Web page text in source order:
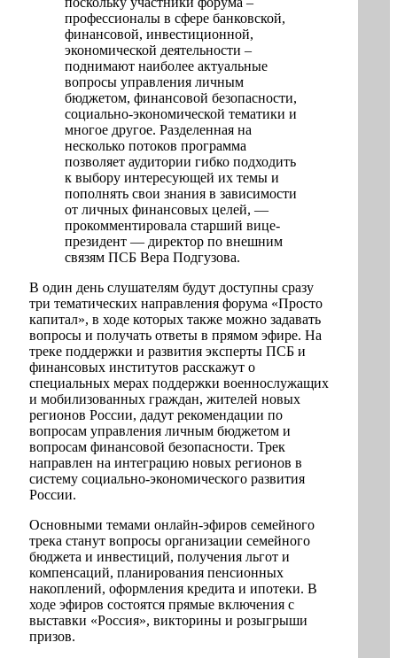
профессионалы в сфере банковской,
финансовой, инвестиционной,
экономической деятельности –
поднимают наиболее актуальные
вопросы управления личным
бюджетом, финансовой безопасности,
социально-экономической тематики и
многое другое. Разделенная на
несколько потоков программа
позволяет аудитории гибко подходить
к выбору интересующей их темы и
пополнять свои знания в зависимости
от личных финансовых целей, —
прокомментировала старший вице-
президент — директор по внешним
связям ПСБ Вера Подгузова.
В один день слушателям будут доступны сразу
три тематических направления форума «Просто
капитал», в ходе которых также можно задавать
вопросы и получать ответы в прямом эфире. На
треке поддержки и развития эксперты ПСБ и
финансовых институтов расскажут о
специальных мерах поддержки военнослужащих
и мобилизованных граждан, жителей новых
регионов России, дадут рекомендации по
вопросам управления личным бюджетом и
вопросам финансовой безопасности. Трек
направлен на интеграцию новых регионов в
систему социально-экономического развития
России.
Основными темами онлайн-эфиров семейного
трека станут вопросы организации семейного
бюджета и инвестиций, получения льгот и
компенсаций, планирования пенсионных
накоплений, оформления кредита и ипотеки. В
ходе эфиров состоятся прямые включения с
выставки «Россия», викторины и розыгрыши
призов.